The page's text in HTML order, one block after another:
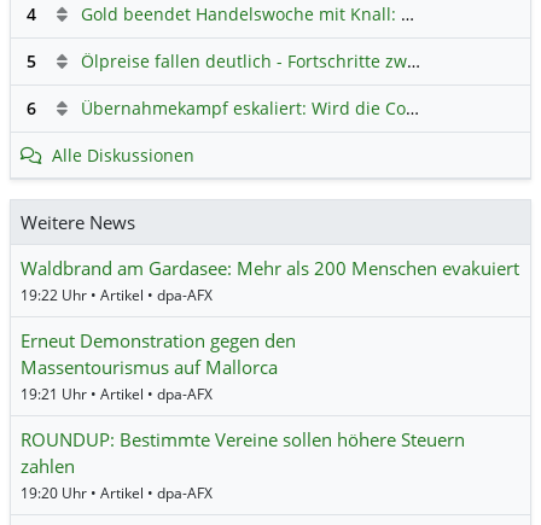
4 Gold beendet Handelswoche mit Knall: Barrick Mining – Ist diese Aktie wieder ein Kauf?
5 Ölpreise fallen deutlich - Fortschritte zwischen USA und Iran belasten
6 Übernahmekampf eskaliert: Wird die Commerzbank italienisch?
Alle Diskussionen
Weitere News
Waldbrand am Gardasee: Mehr als 200 Menschen evakuiert
19:22 Uhr • Artikel • dpa-AFX
Erneut Demonstration gegen den
Massentourismus auf Mallorca
19:21 Uhr • Artikel • dpa-AFX
ROUNDUP: Bestimmte Vereine sollen höhere Steuern
zahlen
19:20 Uhr • Artikel • dpa-AFX